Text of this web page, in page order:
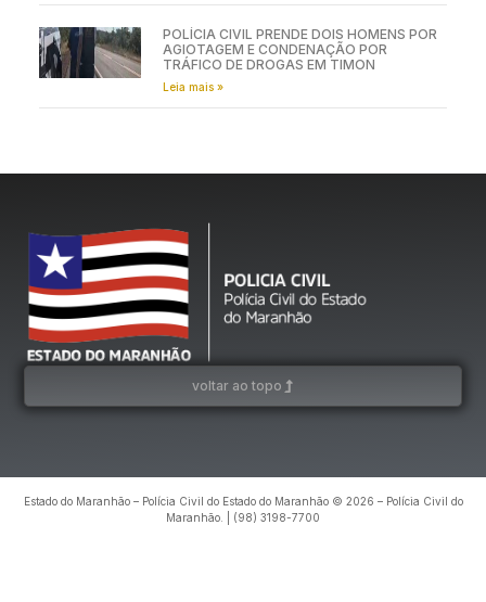
POLÍCIA CIVIL PRENDE DOIS HOMENS POR
AGIOTAGEM E CONDENAÇÃO POR
TRÁFICO DE DROGAS EM TIMON
Leia mais »
voltar ao topo
Estado do Maranhão – Polícia Civil do Estado do Maranhão © 2026 – Polícia Civil do
Maranhão. | (98) 3198-7700